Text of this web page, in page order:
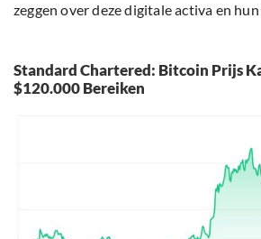
zeggen over deze digitale activa en
Standard Chartered: Bitcoin Prijs
$120.000 Bereiken